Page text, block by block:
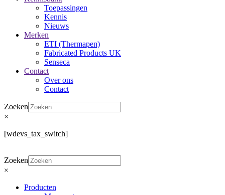
Toepassingen
Kennis
Nieuws
Merken
ETI (Thermapen)
Fabricated Products UK
Senseca
Contact
Over ons
Contact
Zoeken
×
[wdevs_tax_switch]
Zoeken
×
Producten